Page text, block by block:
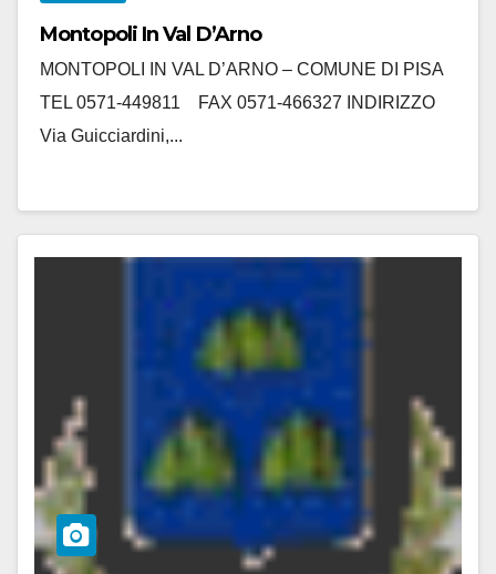
Montopoli In Val D’Arno
MONTOPOLI IN VAL D’ARNO – COMUNE DI PISA
TEL 0571-449811 FAX 0571-466327 INDIRIZZO
Via Guicciardini,...